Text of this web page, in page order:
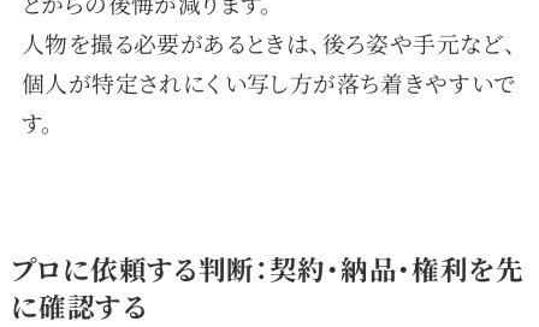
人物を撮る必要があるときは、後ろ姿や手元など、
個人が特定されにくい写し方が落ち着きやすいで
す。
プロに依頼する判断：契約・納品・権利を先
に確認する